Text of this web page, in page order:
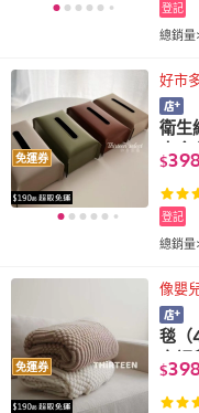
總銷
登記
免運券
好市
衛生
巾盒
$398
總銷
登記
免運券
像嬰
毯（
空調
$398